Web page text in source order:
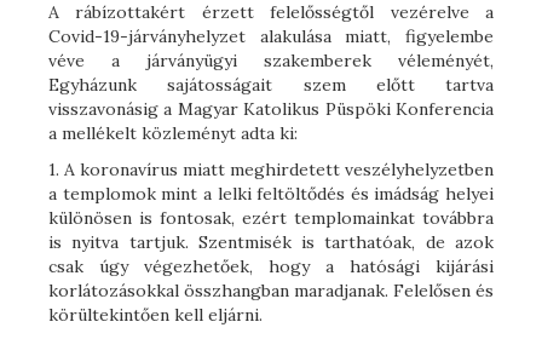
A rábízottakért érzett felelősségtől vezérelve a
Covid-19-járványhelyzet alakulása miatt, figyelembe
véve a járványügyi szakemberek véleményét,
Egyházunk sajátosságait szem előtt tartva
visszavonásig a Magyar Katolikus Püspöki Konferencia
a mellékelt közleményt adta ki:
1. A koronavírus miatt meghirdetett veszélyhelyzetben
a templomok mint a lelki feltöltődés és imádság helyei
különösen is fontosak, ezért templomainkat továbbra
is nyitva tartjuk. Szentmisék is tarthatóak, de azok
csak úgy végezhetőek, hogy a hatósági kijárási
korlátozásokkal összhangban maradjanak. Felelősen és
körültekintően kell eljárni.